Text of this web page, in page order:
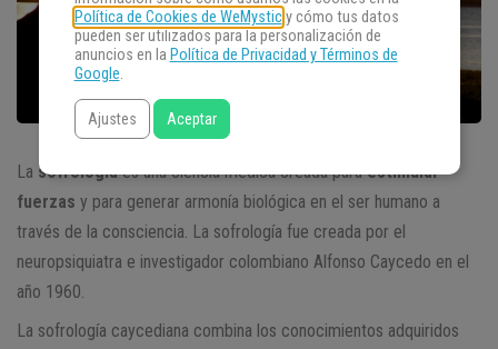
La sofrologíaes una ciencia médica creada paraestimular
fuerzas y para generar armonía biológica en el ser humano a
través de la consciencia. La sofrología fue creada por el
neuropsiquiatra e investigador colombiano Alfonso Caycedo en el
año 1960.
La sofrología caycediana combina los conocimientos adquiridos
Política de Cookies de WeMysticy cómo tus datos
pueden ser utilizados para la personalización de
anuncios en la Política de Privacidad y Términos de
Google.
Ajustes Aceptar